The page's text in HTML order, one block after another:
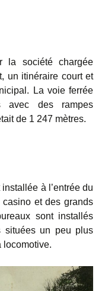
la société chargée
un itinéraire court et
La voie ferrée
avec des rampes
de 1 247 mètres.
à l’entrée du
et des grands
sont installés
situées un peu plus
locomotive.